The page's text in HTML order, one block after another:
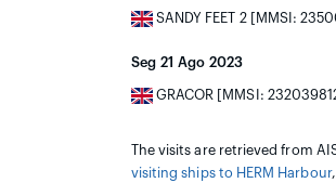
SANDY FEET 2 [MMSI:
Seg 21 Ago 2023
GRACOR [MMSI:
The visits are retrieved from
visiting ships to HERM Harbour